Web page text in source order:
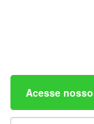
Acesse